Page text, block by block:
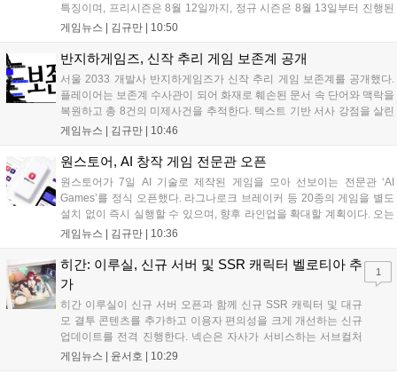
특징이며, 프리시즌은 8월 12일까지, 정규 시즌은 8월 13일부터 진행된
다. 실험체 관찰일지 추가와 후반부 전략 강화를 위한 다중 크로노 스피
대를 모으고 있다....
게임뉴스 | 김규만 | 10:50
반지하게임즈, 신작 추리 게임 보존계 공개
서울 2033 개발사 반지하게임즈가 신작 추리 게임 보존계를 공개했다.
플레이어는 보존계 수사관이 되어 화재로 훼손된 문서 속 단어와 맥락을
복원하고 총 8건의 미제사건을 추적한다. 텍스트 기반 서사 강점을 살린
이번 게임은 정보 조합과 사건 재구성이 핵심이며, 현재 스팀 상점 페이
개발에 박차를 가하고 있다....
게임뉴스 | 김규만 | 10:46
원스토어, AI 창작 게임 전문관 오픈
원스토어가 7일 AI 기술로 제작된 게임을 모아 선보이는 전문관 ‘AI
Games’를 정식 오픈했다. 라그나로크 브레이커 등 20종의 게임을 별도
설치 없이 즉시 실행할 수 있으며, 향후 라인업을 확대할 계획이다. 오는
11일부터는 게임 실행 시 할인 쿠폰을 지급하는 오픈 기념 이벤트도 진
있는 환경을 조성해 창작자와 이용자 모두에게 새로운 경험을 제공할 것
으로 기대된다....
게임뉴스 | 김규만 | 10:36
히간: 이루실, 신규 서버 및 SSR 캐릭터 벨로티아 추
가
히간 이루실이 신규 서버 오픈과 함께 신규 SSR 캐릭터 및 대규
모 결투 콘텐츠를 추가하고 이용자 편의성을 크게 개선하는 신규
업데이트를 전격 진행한다. 넥슨은 자사가 서비스하는 서브컬처
게임 히간 이루실에 신규 서버 'world3'을 개설하고 신규 캐릭터
게임뉴스 | 윤서호 | 10:29
1